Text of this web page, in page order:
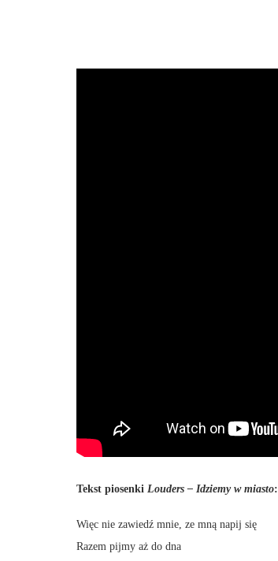
Tekst piosenki Louders – Idziemy w miasto:
Więc nie zawiedź mnie, ze mną napij się
Razem pijmy aż do dna